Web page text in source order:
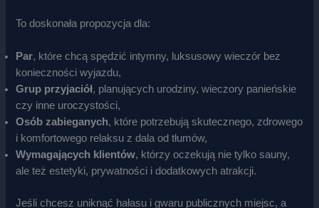
To doskonała propozycja dla:
Par, które chcą spędzić intymny, luksusowy wieczór bez
konieczności wyjazdu,
Grup przyjaciół, planujących urodziny, wieczory panieńskie
czy inne uroczystości,
Osób zabieganych, które potrzebują skutecznego, zdrowego
i komfortowego relaksu z dala od tłumów,
Wymagających klientów, którzy oczekują nie tylko sauny,
ale też estetyki, prywatności i dodatkowych atrakcji.
Jeśli chcesz uniknąć hałasu i gwaru publicznych miejsc, a